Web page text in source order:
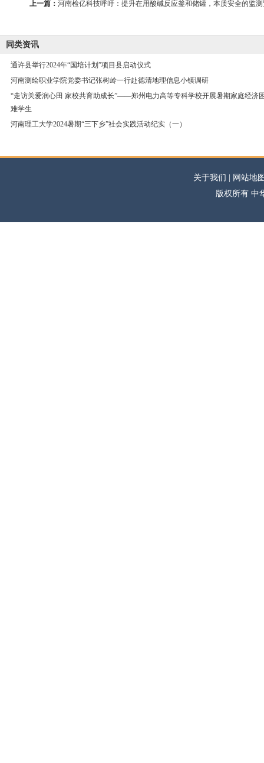
上一篇： 河南检亿科技呼吁：提升在用酸碱反应釜和储罐，本质安全的监
同类资讯
通许县举行2024年“国培计划”项目县启动仪式
河南测绘职业学院党委书记张树岭一行赴德清地理信息小镇调研
“走访关爱润心田 家校共育助成长”——郑州电力高等专科学校开展暑期家庭经济
难学生
河南理工大学2024暑期“三下乡”社会实践活动纪实（一）
关于我们 | 网站地
版权所有 中